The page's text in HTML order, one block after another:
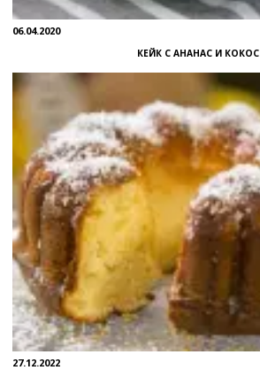
06.04.2020
КЕЙК С АНАНАС И КОКОС
27.12.2022